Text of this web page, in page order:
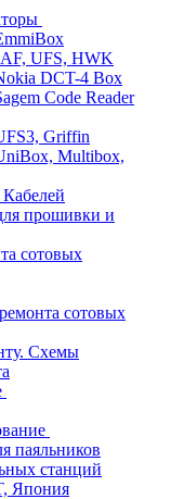
UFS, HWK
DCT-4 Box
Code Reader
Griffin
Multibox,
прошивки и
сотовых
сотовых
Схемы
паяльников
станций
Япония